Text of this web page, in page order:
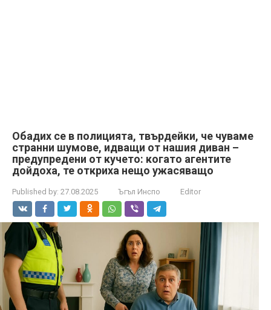
Обадих се в полицията, твърдейки, че чуваме
странни шумове, идващи от нашия диван –
предупредени от кучето: когато агентите
дойдоха, те откриха нещо ужасяващо
Published by: 27.08.2025 Ъгъл Инспо Editor